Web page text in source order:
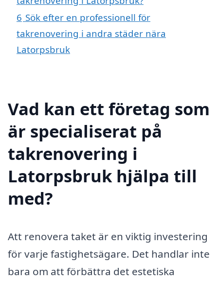
6 Sök efter en professionell för
takrenovering i andra städer nära
Latorpsbruk
Vad kan ett företag som
är specialiserat på
takrenovering i
Latorpsbruk hjälpa till
med?
Att renovera taket är en viktig investering
för varje fastighetsägare. Det handlar inte
bara om att förbättra det estetiska